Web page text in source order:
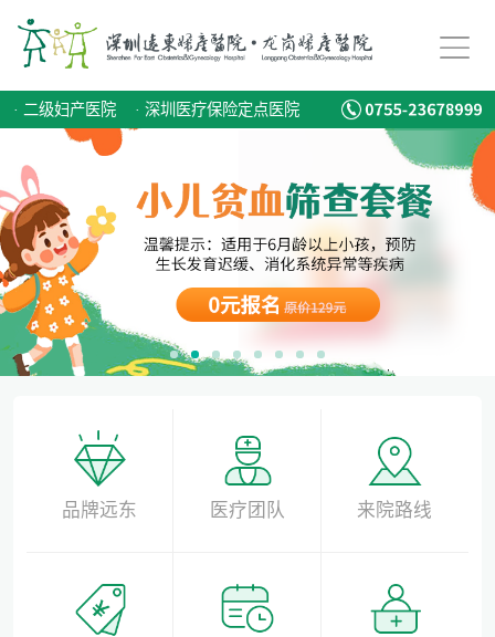
· 二级妇产医院 · 深圳医疗保险定点医院
品牌远东 医疗团队 来院路线
儿童蛀牙如何预防？
专家:男性更要注意备孕，建议准备3-6个月时间